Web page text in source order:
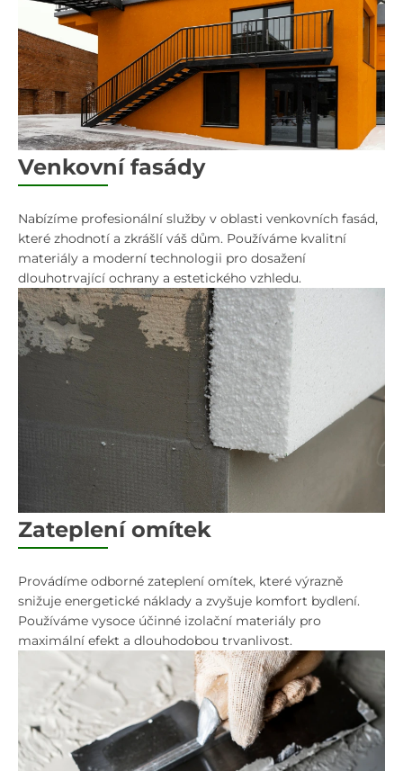
Venkovní fasády
Nabízíme profesionální služby v oblasti venkovních fasád,
které zhodnotí a zkrášlí váš dům. Používáme kvalitní
materiály a moderní technologii pro dosažení
dlouhotrvající ochrany a estetického vzhledu.
Zateplení omítek
Provádíme odborné zateplení omítek, které výrazně
snižuje energetické náklady a zvyšuje komfort bydlení.
Používáme vysoce účinné izolační materiály pro
maximální efekt a dlouhodobou trvanlivost.